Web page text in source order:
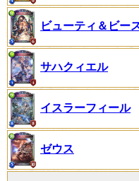
ビューティ＆ビー
サハクィエル
イスラーフィール
ゼウス